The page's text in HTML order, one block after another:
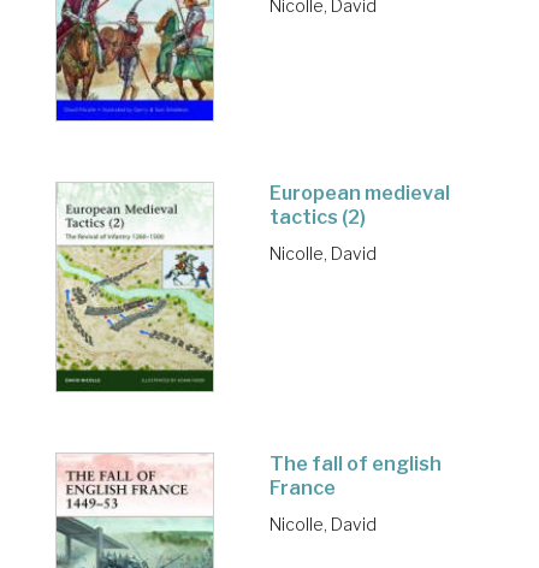
Nicolle, David
European medieval
tactics (2)
Nicolle, David
The fall of english
France
Nicolle, David